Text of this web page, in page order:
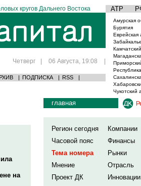
кругов Дальнего Востока АТР
Четверг | 06 Августа, 19:08 |
| ПОДПИСКА | RSS |
Амурская
Бурятия
Еврейская
Чукотский
на
главная
Регион сегодня
Компании
Часовой пояс
Финансы
Тема номера
Рынки
Мнение
Отрасль
Проект ДК
Инновации